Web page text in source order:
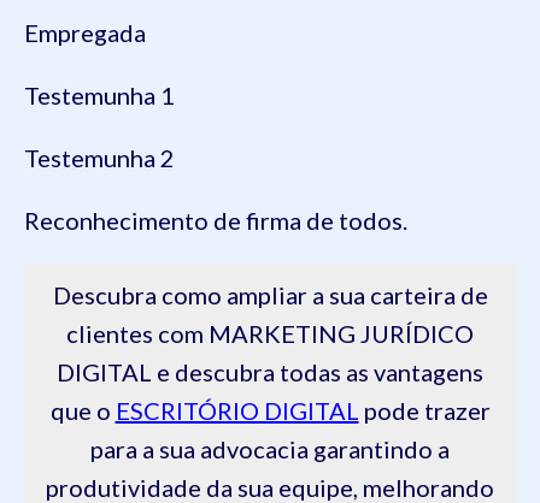
Empregada
Testemunha 1
Testemunha 2
Reconhecimento de firma de todos.
Descubra como ampliar a sua carteira de
clientes com MARKETING JURÍDICO
DIGITAL e descubra todas as vantagens
que o ESCRITÓRIO DIGITAL pode trazer
para a sua advocacia garantindo a
produtividade da sua equipe, melhorando